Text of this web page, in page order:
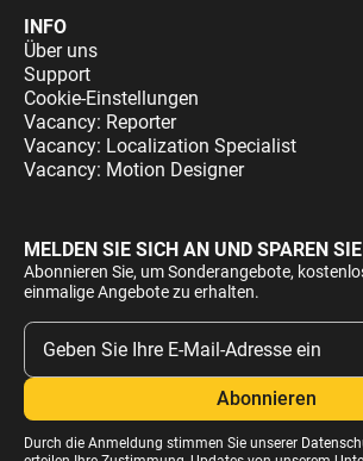
INFO
Über uns
Support
Cookie-Einstellungen
Vacancy: Reporter
Vacancy: Localization Specialist
Vacancy: Motion Designer
MELDEN SIE SICH AN UND SPAREN SIE
Abonnieren Sie, um Sonderangebote,
einmalige Angebote zu erhalten.
Durch die Anmeldung stimmen Sie unserer